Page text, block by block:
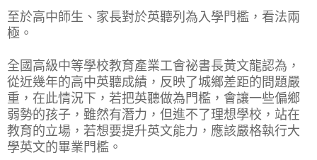
至於高中師生、家長對於英聽列為入學門檻，看法兩
極。
全國高級中等學校教育產業工會祕書長黃文龍認為，
從近幾年的高中英聽成績，反映了城鄉差距的問題嚴
重，在此情況下，若把英聽做為門檻，會讓一些偏鄉
弱勢的孩子，雖然有潛力，但進不了理想學校，站在
教育的立場，若想要提升英文能力，應該嚴格執行大
學英文的畢業門檻。